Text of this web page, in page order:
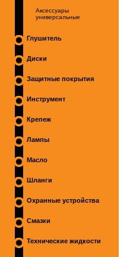
Аксессуары
универсальные
Глушитель
Диски
Защитные покрытия
Инструмент
Крепеж
Лампы
Масло
Шланги
Охранные устройства
Смазки
Технические жидкости